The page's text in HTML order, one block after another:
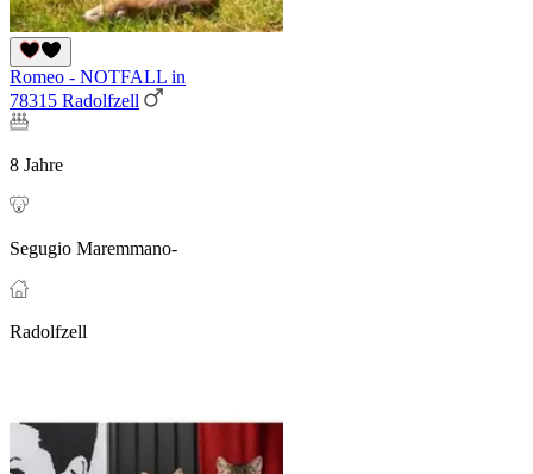
Romeo - NOTFALL in
78315 Radolfzell
8 Jahre
Segugio Maremmano-
Radolfzell